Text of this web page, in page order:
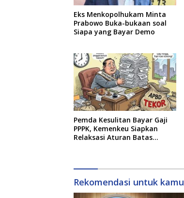
Eks Menkopolhukam Minta
Prabowo Buka-bukaan soal
Siapa yang Bayar Demo
Pemda Kesulitan Bayar Gaji
PPPK, Kemenkeu Siapkan
Relaksasi Aturan Batas
Rekomendasi untuk kamu